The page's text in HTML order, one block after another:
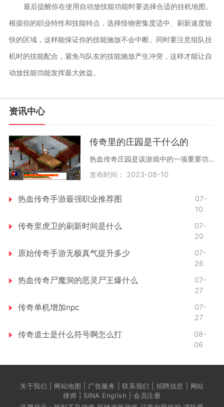
最后提醒你在使用自动放技能功能时要选择合适的挂机地图。
根据你的职业特性和技能特点，选择怪物密集度适中、刷新速度较
快的区域，这样能保证你的技能施放不会中断。同时要注意组队挂
机时的技能配合，避免与队友的技能施放产生冲突，这样才能让自
动放技能功能发挥最大效益。
资讯中心
传奇里的庄园是干什么的
热血传奇庄园是该游戏中的一项重要功能，它为玩家提供了一个自我建设的机会，并让不同的玩家从庄园中获取到各种资源和奖励。庄园的建设和管理需要玩家投入大量时间和金币，但
发布时间： 2023-08-10
热血传奇手游最强职业推荐图
07-
10
传奇里虎卫的刷新时间是什么
07-
20
原始传奇手游无极真气提升多少
07-
26
热血传奇尸魔洞的恶灵尸王爆什么
07-
27
传奇单机增加npc
07-
27
传奇道士是什么符号啊怎么打
08-
06
关于我们 | 网站地图 | 广告服务 | 联系我们 | 招聘信息 | 网站
律师 | SINA English | 会员注册